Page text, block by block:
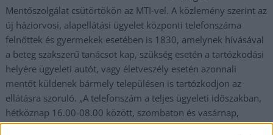
Mentőszolgálat csütörtökön az MTI-vel. A közlemény szerint az
új háziorvosi, alapellátási ügyelet központi telefonszáma
felnőttek és gyermekek esetében is 1830, amelynek hívásával
a beteg szakszerű tanácsot kap, szükség esetén a tartózkodási
helyére ügyeleti autót, vagy életveszély esetén azonnali
mentőt küldenek bármely településen is tartózkodjon az
ellátásra szoruló. „A telefonszám a teljes ügyeleti időszakban,
hétköznap 16.00-08.00 között, szombaton és vasárnap,
ünnepnapon egész nap hívható” – jelezték. Az ügyeleti